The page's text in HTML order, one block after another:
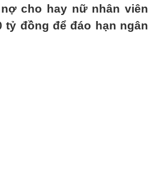
cho hay nữ nhân viên
tỷ đồng để đáo hạn ngân